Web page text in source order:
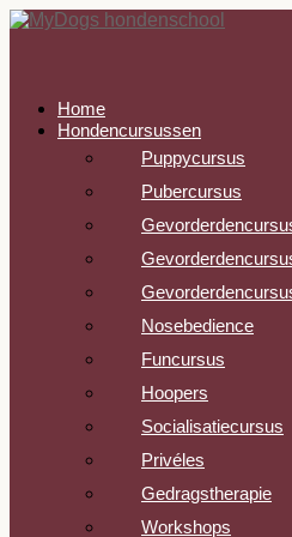
Home
Hondencursussen
Puppycursus
Pubercursus
Nosebedience
Funcursus
Hoopers
Socialisatiecursus
Privéles
Gedragstherapie
Workshops